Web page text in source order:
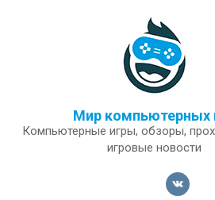
Мир компьютерных
Компьютерные игры, обзоры,
игровые новости